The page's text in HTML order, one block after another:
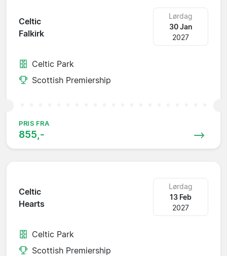
Celtic
Falkirk
Lørdag
30 Jan
2027
Celtic Park
Scottish Premiership
PRIS FRA
855,-
Celtic
Hearts
Lørdag
13 Feb
2027
Celtic Park
Scottish Premiership